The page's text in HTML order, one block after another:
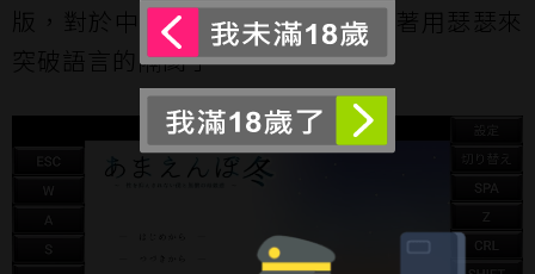
版，對於中文使用者而言可能要試著用瑟瑟來
突破語言的隔閡了。